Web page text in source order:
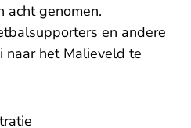
acht genomen.
en andere
naar het Malieveld te